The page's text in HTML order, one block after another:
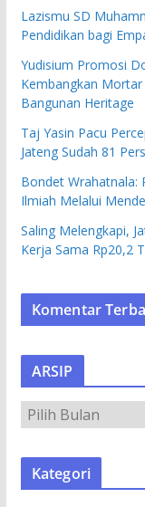
Lazismu SD
Pendidikan bagi
Yudisium Promosi
Kembangkan
Bangunan Heritage
Taj Yasin Pacu
Jateng Sudah 81
Bondet Wrahatnala:
Ilmiah Melalui
Saling Melengkapi,
Kerja Sama Rp20,2
Komentar
ARSIP
R
S
Kategori